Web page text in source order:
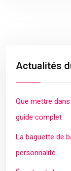
Actualités
Que mettre
guide complet
La baguette de
personnalité